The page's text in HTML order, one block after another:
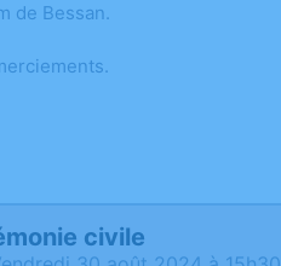
de Bessan.
civile